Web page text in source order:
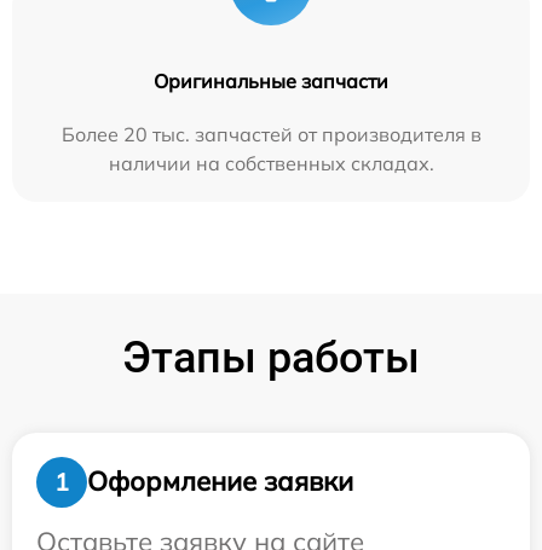
Оригинальные запчасти
Более 20 тыс. запчастей от производителя в
наличии на собственных складах.
Этапы работы
1
Оформление заявки
Оставьте заявку на сайте